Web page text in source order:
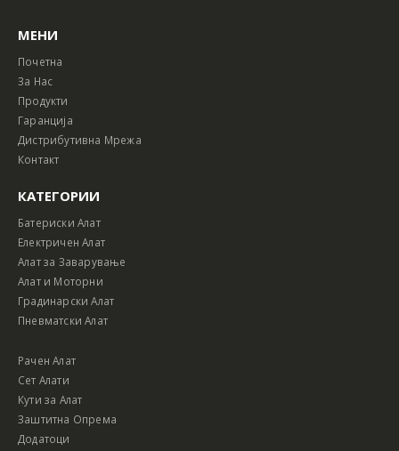
МЕНИ
Почетна
За Нас
Продукти
Гаранција
Дистрибутивна Мрежа
Контакт
КАТЕГОРИИ
Батериски Алат
Електричен Алат
Алат за Заварување
Алат и Моторни
Градинарски Алат
Пневматски Алат
Рачен Алат
Сет Алати
Кути за Алат
Заштитна Опрема
Додатоци